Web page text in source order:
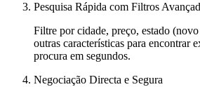
Pesquisa Rápida com Filtros
Filtre por cidade, preço, estado
outras características para encontrar
procura em segundos.
Negociação Directa e Segura